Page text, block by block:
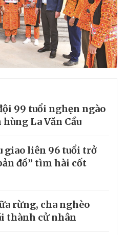
99 tuổi nghẹn ngào
La Văn Cầu
giao liên 96 tuổi trở
đồ” tìm hài cốt
rừng, cha nghèo
thành cử nhân